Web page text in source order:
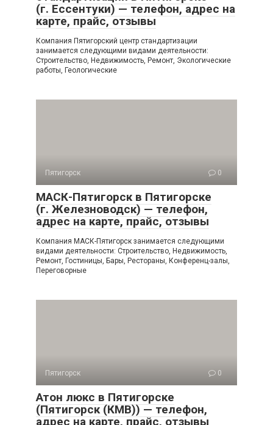
(г. Ессентуки) — телефон, адрес на
карте, прайс, отзывы
Компания Пятигорский центр стандартизации
занимается следующими видами деятельности:
Строительство, Недвижимость, Ремонт, Экологические
работы, Геологические
Пятигорск 0
МАСК-Пятигорск в Пятигорске
(г. Железноводск) — телефон,
адрес на карте, прайс, отзывы
Компания МАСК-Пятигорск занимается следующими
видами деятельности: Строительство, Недвижимость,
Ремонт, Гостиницы, Бары, Рестораны, Конференц-залы,
Переговорные
Пятигорск 0
Атон люкс в Пятигорске
(Пятигорск (КМВ)) — телефон,
адрес на карте, прайс, отзывы